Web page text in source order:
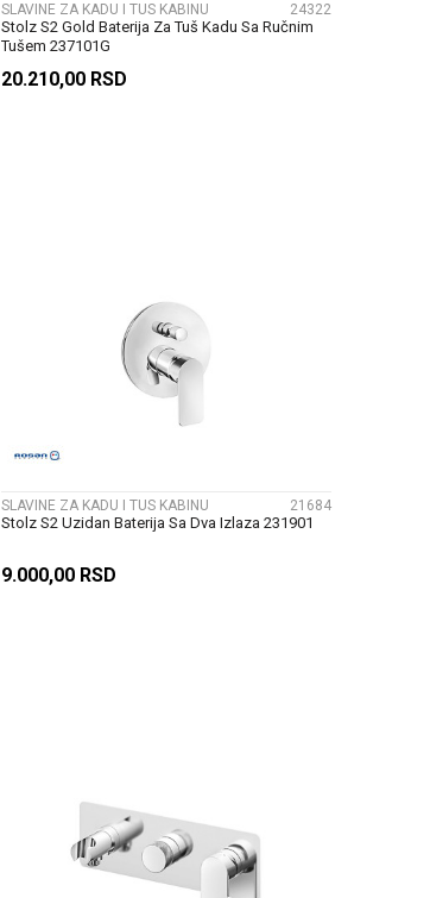
SLAVINE ZA KADU I TUS KABINU 24322
Stolz S2 Gold Baterija Za Tuš Kadu Sa Ručnim
Tušem 237101G
20.210,00 RSD
UPOREDI
SLAVINE ZA KADU I TUS KABINU 21684
Stolz S2 Uzidan Baterija Sa Dva Izlaza 231901
9.000,00 RSD
UPOREDI